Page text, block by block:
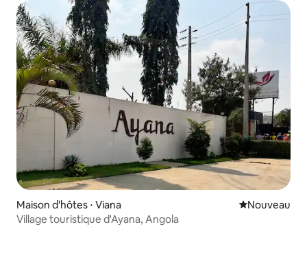
Maison d'hôtes ⋅ Viana Nouvel
Nouveau
Village touristique d'Ayana, Angola